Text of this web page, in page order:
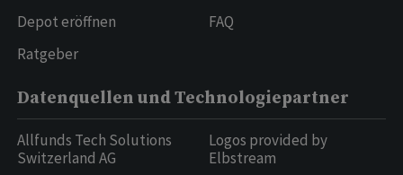
Depot eröffnen
Ratgeber
FAQ
Datenquellen und Technologiepartner
Allfunds Tech Solutions
Switzerland AG
Logos provided by
Elbstream